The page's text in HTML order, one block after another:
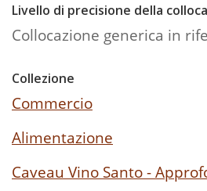
Livello di precisione della
Collocazione generica in
Collezione
Commercio
Alimentazione
Caveau Vino Santo -